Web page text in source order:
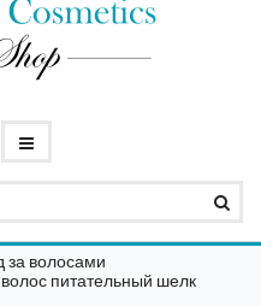
за волосами
питательный шелк